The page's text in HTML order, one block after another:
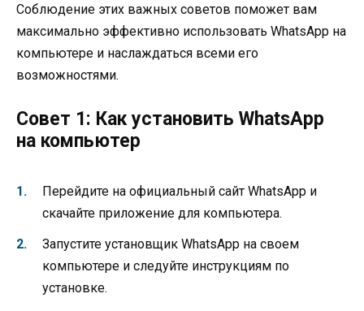
Соблюдение этих важных советов поможет вам
максимально эффективно использовать WhatsApp на
компьютере и наслаждаться всеми его
возможностями.
Совет 1: Как установить WhatsApp
на компьютер
Перейдите на официальный сайт WhatsApp и
скачайте приложение для компьютера.
Запустите установщик WhatsApp на своем
компьютере и следуйте инструкциям по
установке.